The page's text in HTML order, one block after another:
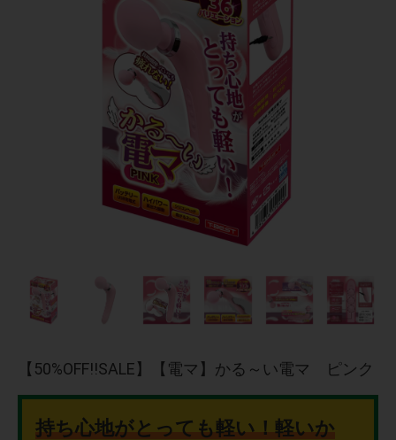
【50%OFF!!SALE】【電マ】かる～い電マ ピンク
持ち心地がとっても軽い！軽いか